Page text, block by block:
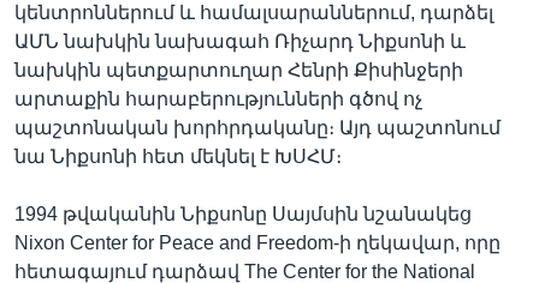
կենտրոններում և համալսարաններում, դարձել
ԱՄՆ նախկին նախագահ Ռիչարդ Նիքսոնի և
նախկին պետքարտուղար Հենրի Քիսինջերի
արտաքին հարաբերությունների գծով ոչ
պաշտոնական խորհրդականը։ Այդ պաշտոնում
նա Նիքսոնի հետ մեկնել է ԽՍՀՄ։
1994 թվականին Նիքսոնը Սայմսին նշանակեց
Nixon Center for Peace and Freedom-ի ղեկավար, որը
հետագայում դարձավ The Center for the National